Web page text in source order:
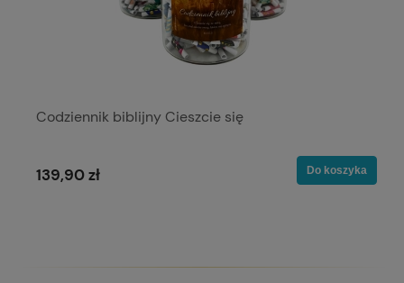
Codziennik biblijny Cieszcie się
139,90 zł Do koszyka